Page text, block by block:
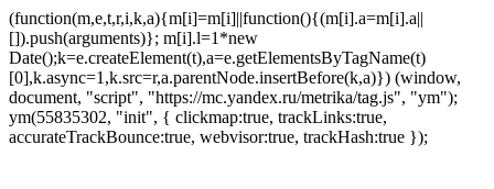
(function(m,e,t,r,i,k,a){m[i]=m[i]||function(){(m[i].a=m[i].a||
[]).push(arguments)}; m[i].l=1*new
Date();k=e.createElement(t),a=e.getElementsByTagName(t)
[0],k.async=1,k.src=r,a.parentNode.insertBefore(k,a)}) (window,
document, "script", "https://mc.yandex.ru/metrika/tag.js", "ym");
ym(55835302, "init", { clickmap:true, trackLinks:true,
accurateTrackBounce:true, webvisor:true, trackHash:true });